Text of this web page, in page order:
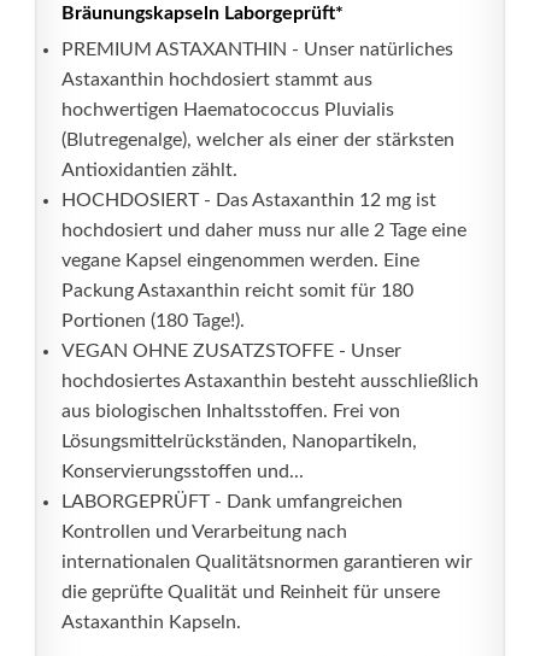
Bräunungskapseln Laborgeprüft*
PREMIUM ASTAXANTHIN - Unser natürliches
Astaxanthin hochdosiert stammt aus
hochwertigen Haematococcus Pluvialis
(Blutregenalge), welcher als einer der stärksten
Antioxidantien zählt.
HOCHDOSIERT - Das Astaxanthin 12 mg ist
hochdosiert und daher muss nur alle 2 Tage eine
vegane Kapsel eingenommen werden. Eine
Packung Astaxanthin reicht somit für 180
Portionen (180 Tage!).
VEGAN OHNE ZUSATZSTOFFE - Unser
hochdosiertes Astaxanthin besteht ausschließlich
aus biologischen Inhaltsstoffen. Frei von
Lösungsmittelrückständen, Nanopartikeln,
Konservierungsstoffen und...
LABORGEPRÜFT - Dank umfangreichen
Kontrollen und Verarbeitung nach
internationalen Qualitätsnormen garantieren wir
die geprüfte Qualität und Reinheit für unsere
Astaxanthin Kapseln.